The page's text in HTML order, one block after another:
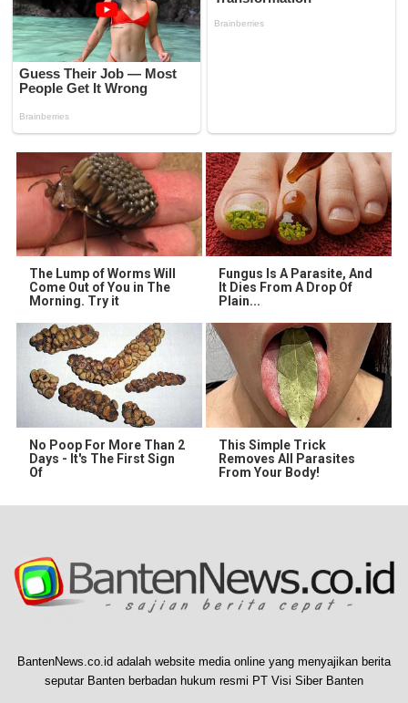
The Lump of Worms Will
Come Out of You in The
Morning. Try it
Fungus Is A Parasite, And
It Dies From A Drop Of
Plain...
No Poop For More Than 2
Days - It's The First Sign
Of
This Simple Trick
Removes All Parasites
From Your Body!
BantenNews.co.id adalah website media online yang menyajikan berita
seputar Banten berbadan hukum resmi PT Visi Siber Banten